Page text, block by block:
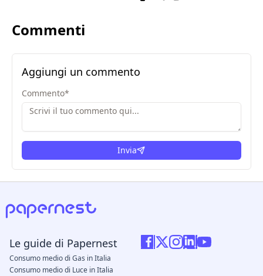
Commenti
Aggiungi un commento
Commento*
Invia
Le guide di Papernest
Consumo medio di Gas in Italia
Consumo medio di Luce in Italia